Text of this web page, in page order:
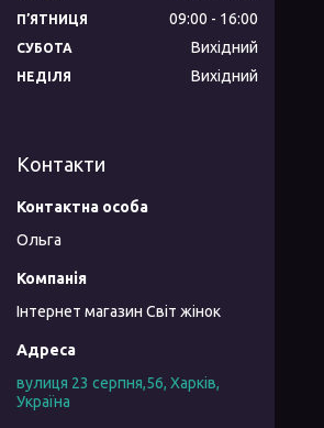
ПʼЯТНИЦЯ 09:00 16:00
СУБОТА Вихідний
НЕДІЛЯ Вихідний
Контакти
Ольга
Інтернет магазин Світ жінок
вулиця 23 серпня,56, Харків,
Україна